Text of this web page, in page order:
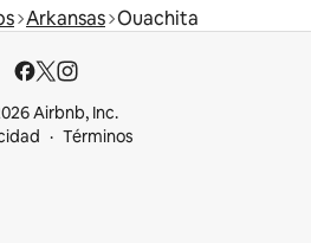
Arkansas Ouachita
Airbnb, Inc.
Términos